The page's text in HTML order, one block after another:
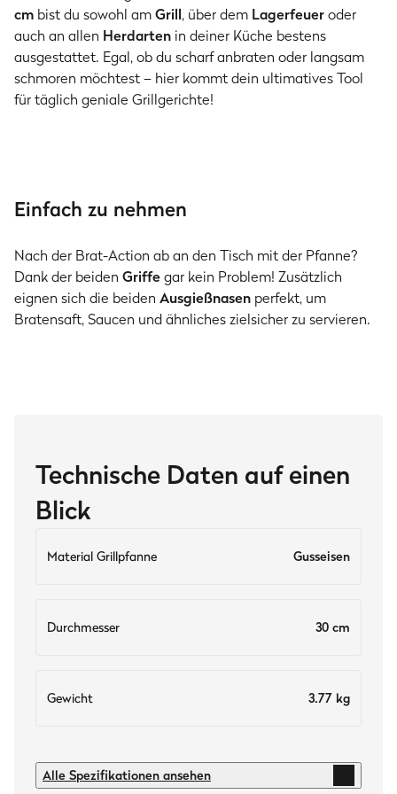
cm bist du sowohl amGrill, über dem Lagerfeueroder
auch an allen Herdarten in deiner Küche bestens
ausgestattet. Egal, ob du scharf anbraten oder langsam
schmoren möchtest – hier kommt dein ultimatives Tool
für täglich geniale Grillgerichte!
Einfach zu nehmen
Nach der Brat-Action ab an den Tisch mit der Pfanne?
Dank der beiden Griffegar kein Problem! Zusätzlich
eignen sich die beiden Ausgießnasen perfekt, um
Bratensaft, Saucen und ähnliches zielsicher zu servieren.
Technische Daten auf einen
Blick
Material Grillpfanne Gusseisen
Durchmesser 30 cm
Gewicht 3.77 kg
Technische Daten
Alle Spezifikationen ansehen